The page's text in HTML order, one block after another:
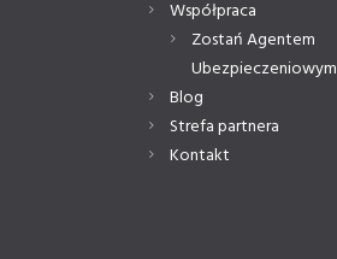
Współpraca
Zostań Agentem
Ubezpieczeniowym
Blog
Strefa partnera
Kontakt